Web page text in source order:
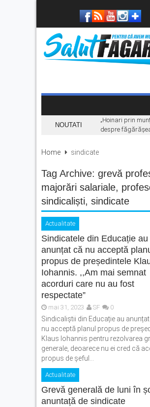
NOUTATI
„Hoinari prin
despre
Ce facem în
Făgăraș? Muzică
’90 și distracție
Fonduri
vor să își
în proiecte
Legea pentru
prețurilor la
fost promulgată.
Vreme extremă în
Făgărașului:
și averse
Home sindicate
Tag Archive: grevă
majorări salariale,
sindicaliști, sindicate
Actualitate
Sindicatele din Educație au
anunțat că nu acceptă
propus de președintele
Iohannis. ,,Am mai semnat
acorduri care nu au fost
respectate”
mai 31, 2023 SF 0
Sindicaliștii din Educație au
nu acceptă planul propus de
Klaus Iohannis pentru rezolvarea
generale, deoarece nu ei cred că
propus de șeful...
Actualitate
Grevă generală de luni în
anuntață de sindicate